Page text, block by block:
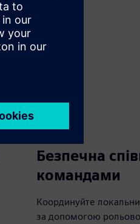
Enter
fullscreen
Безпечна
командами
Координуйте
за допомогою